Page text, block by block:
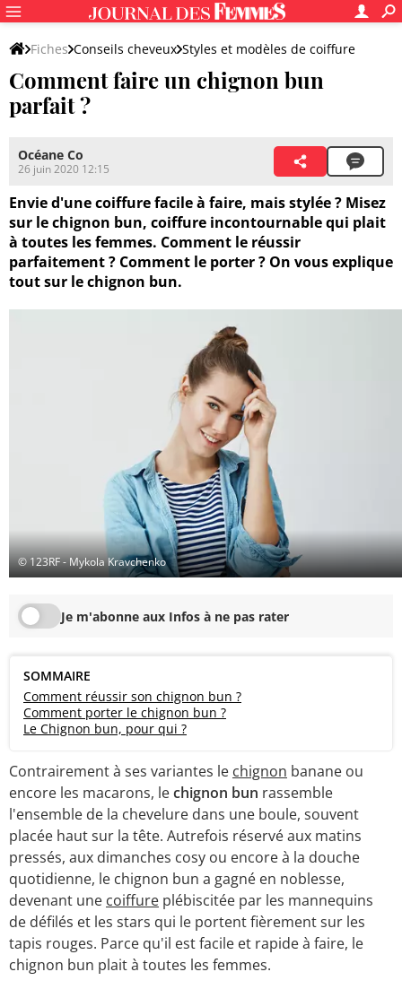
Fiches Conseils cheveux Styles et modèles de coiffure
Tutos de coiffure
Comment faire un chignon bun
parfait ?
Océane Co
26 juin 2020 12:15
Envie d'une coiffure facile à faire, mais stylée ? Misez
sur le chignon bun, coiffure incontournable qui plait
à toutes les femmes. Comment le réussir
parfaitement ? Comment le porter ? On vous explique
tout sur le chignon bun.
© 123RF - Mykola Kravchenko
Je m'abonne aux Infos à ne pas rater
SOMMAIRE
Comment réussir son chignon bun ?
Comment porter le chignon bun ?
Le Chignon bun, pour qui ?
Contrairement à ses variantes le chignon banane ou
encore les macarons, lechignon bun rassemble
l'ensemble de la chevelure dans une boule, souvent
placée haut sur la tête. Autrefois réservé aux matins
pressés, aux dimanches cosy ou encore à la douche
quotidienne, le chignon bun a gagné en noblesse,
devenant une coiffure plébiscitée par les mannequins
de défilés et les stars qui le portent fièrement sur les
tapis rouges. Parce qu'il est facile et rapide à faire, le
chignon bun plait à toutes les femmes.